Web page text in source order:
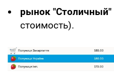
рынок "Столичный"
стоимость).